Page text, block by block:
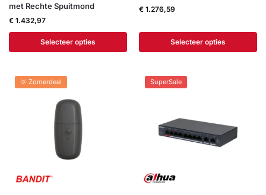
met Rechte Spuitmond
€ 1.432,97
Selecteer opties
€ 1.276,59
Selecteer opties
🌞 Zomerdeal SuperSale